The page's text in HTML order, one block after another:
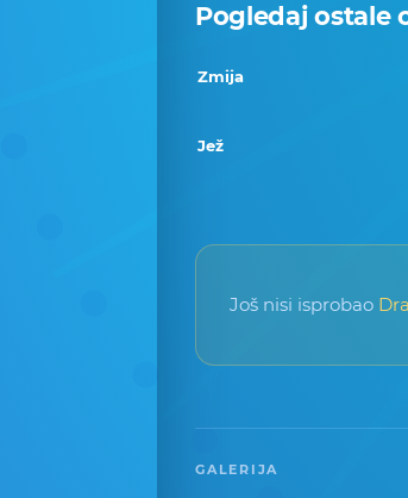
Pogledaj ostale
Zmija
Jež
Još nisi isprobao
GALERIJA